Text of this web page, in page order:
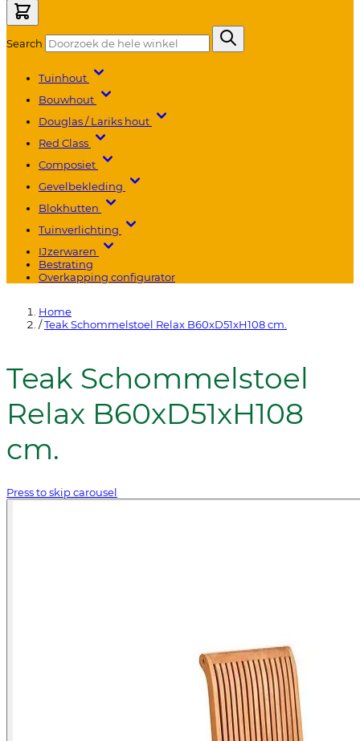
Search
Tuinhout
Bouwhout
Douglas / Lariks hout
Red Class
Composiet
Gevelbekleding
Blokhutten
Tuinverlichting
IJzerwaren
Bestrating
Overkapping configurator
Home
/Teak Schommelstoel Relax B60xD51xH108 cm.
Teak Schommelstoel
Relax B60xD51xH108
cm.
Press to skip carousel